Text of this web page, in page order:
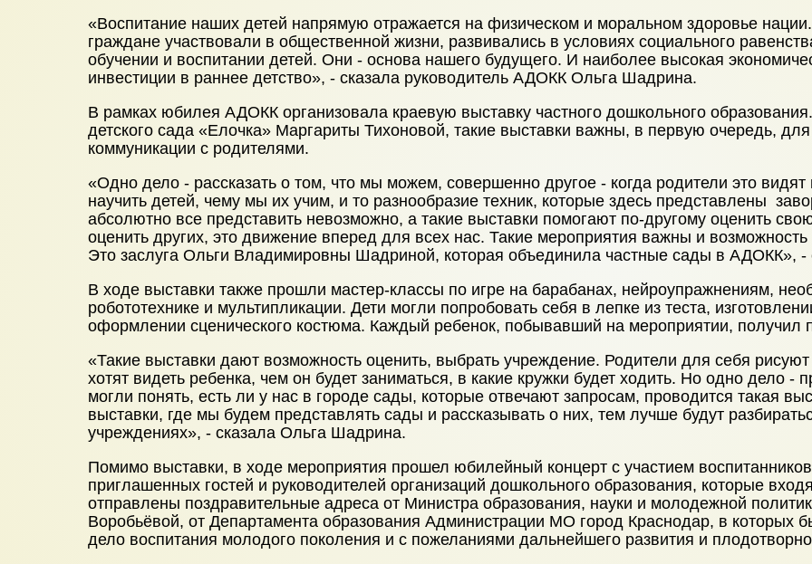
«Воспитание наших детей напрямую отражается на физическом и моральном здоровье
граждане участвовали в общественной жизни, развивались в условиях социального
обучении и воспитании детей. Они - основа нашего будущего. И наиболее высокая
инвестиции в раннее детство», - сказала руководитель АДОКК Ольга Шадрина.
В рамках юбилея АДОКК организовала краевую выставку частного дошкольного
детского сада «Елочка» Маргариты Тихоновой, такие выставки важны, в первую очередь,
коммуникации с родителями.
«Одно дело - рассказать о том, что мы можем, совершенно другое - когда родители это
научить детей, чему мы их учим, и то разнообразие техник, которые здесь представлены
абсолютно все представить невозможно, а такие выставки помогают по-другому оценить
оценить других, это движение вперед для всех нас. Такие мероприятия важны и возможность
Это заслуга Ольги Владимировны Шадриной, которая объединила частные сады в АДОКК», -
В ходе выставки также прошли мастер-классы по игре на барабанах, нейроупражнениям,
робототехнике и мультипликации. Дети могли попробовать себя в лепке из теста,
оформлении сценического костюма. Каждый ребенок, побывавший на мероприятии, получил
«Такие выставки дают возможность оценить, выбрать учреждение. Родители для себя
хотят видеть ребенка, чем он будет заниматься, в какие кружки будет ходить. Но одно дело -
могли понять, есть ли у нас в городе сады, которые отвечают запросам, проводится такая
выставки, где мы будем представлять сады и рассказывать о них, тем лучше будут
учреждениях», - сказала Ольга Шадрина.
Помимо выставки, в ходе мероприятия прошел юбилейный концерт с участием
приглашенных гостей и руководителей организаций дошкольного образования, которые
отправлены поздравительные адреса от Министра образования, науки и молодежной
Воробьёвой, от Департамента образования Администрации МО город Краснодар, в которых
дело воспитания молодого поколения и с пожеланиями дальнейшего развития и